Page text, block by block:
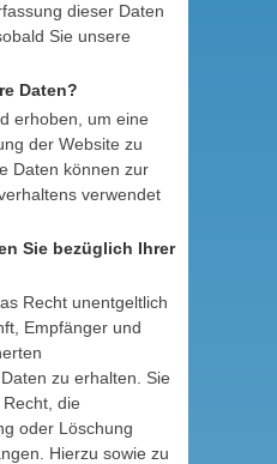
dieser Daten
Sie unsere
Daten?
erhoben, um eine
der Website zu
Daten können zur
verwendet
Sie bezüglich Ihrer
Recht unentgeltlich
Empfänger und
zu erhalten. Sie
die
oder Löschung
Hierzu sowie zu